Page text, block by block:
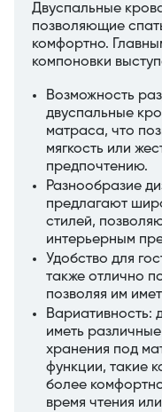
Двуспальные
позволяющие
комфортно.
компоновки
Возможность
двуспальные
матраса, что
мягкость или
предпочтению.
Разнообразие
предлагают
стилей,
интерьерным
Удобство для
также отлично
позволяя им
Вариативность:
иметь
хранения под
функции, такие
более
время чтения